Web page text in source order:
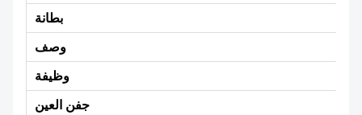
بطانة
وصف
وظيفة
جفن العين